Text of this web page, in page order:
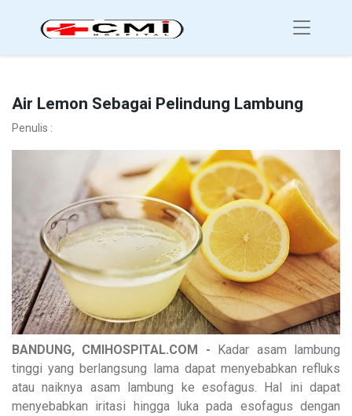
Air Lemon Sebagai Pelindung Lambung
Penulis :
BANDUNG, CMIHOSPITAL.COM - Kadar asam lambung
tinggi yang berlangsung lama dapat menyebabkan refluks
atau naiknya asam lambung ke esofagus. Hal ini dapat
menyebabkan iritasi hingga luka pada esofagus dengan